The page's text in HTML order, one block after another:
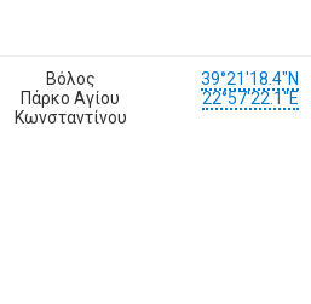
Βόλος
Πάρκο Αγίου
Κωνσταντίνου
39°21'18.4"N
22°57'22.1"E